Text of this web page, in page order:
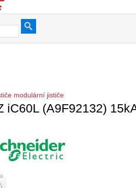
modulární jističe
iC60L (A9F92132)